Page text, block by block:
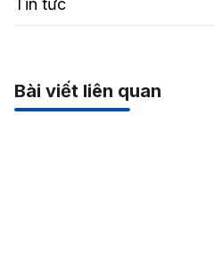
Tin tức
Bài viết liên quan